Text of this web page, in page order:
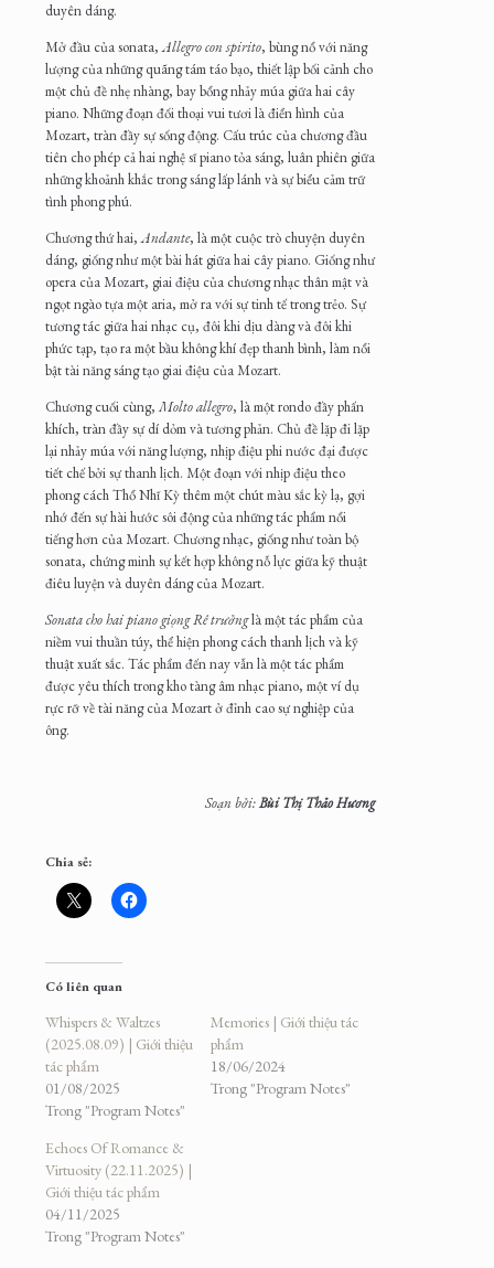
duyên dáng.
Mở đầu của sonata,Allegro con spirito, bùng nổ với năng
lượng của những quãng tám táo bạo, thiết lập bối cảnh cho
một chủ đề nhẹ nhàng, bay bổng nhảy múa giữa hai cây
piano. Những đoạn đối thoại vui tươi là điển hình của
Mozart, tràn đầy sự sống động. Cấu trúc của chương đầu
tiên cho phép cả hai nghệ sĩ piano tỏa sáng, luân phiên giữa
những khoảnh khắc trong sáng lấp lánh và sự biểu cảm trữ
tình phong phú.
Chương thứ hai,Andante, là một cuộc trò chuyện duyên
dáng, giống như một bài hát giữa hai cây piano. Giống như
opera của Mozart, giai điệu của chương nhạc thân mật và
ngọt ngào tựa một aria, mở ra với sự tinh tế trong trẻo. Sự
tương tác giữa hai nhạc cụ, đôi khi dịu dàng và đôi khi
phức tạp, tạo ra một bầu không khí đẹp thanh bình, làm nổi
bật tài năng sáng tạo giai điệu của Mozart.
Chương cuối cùng,Molto allegro, là một rondo đầy phấn
khích, tràn đầy sự dí dỏm và tương phản. Chủ đề lặp đi lặp
lại nhảy múa với năng lượng, nhịp điệu phi nước đại được
tiết chế bởi sự thanh lịch. Một đoạn với nhịp điệu theo
phong cách Thổ Nhĩ Kỳ thêm một chút màu sắc kỳ lạ, gợi
nhớ đến sự hài hước sôi động của những tác phẩm nổi
tiếng hơn của Mozart. Chương nhạc, giống như toàn bộ
sonata, chứng minh sự kết hợp không nỗ lực giữa kỹ thuật
điêu luyện và duyên dáng của Mozart.
Sonata cho hai piano giọng Rê trưởnglà một tác phẩm của
niềm vui thuần túy, thể hiện phong cách thanh lịch và kỹ
thuật xuất sắc. Tác phẩm đến nay vẫn là một tác phẩm
được yêu thích trong kho tàng âm nhạc piano, một ví dụ
rực rỡ về tài năng của Mozart ở đỉnh cao sự nghiệp của
ông.
Soạn bởi:BùiThịThảo Hương
Chia sẻ:
Có liên quan
Whispers & Waltzes
(2025.08.09) | Giới thiệu
tác phẩm
01/08/2025
Trong "Program Notes"
Memories | Giới thiệu tác
phẩm
18/06/2024
Trong "Program Notes"
Echoes Of Romance &
Virtuosity (22.11.2025) |
Giới thiệu tác phẩm
04/11/2025
Trong "Program Notes"